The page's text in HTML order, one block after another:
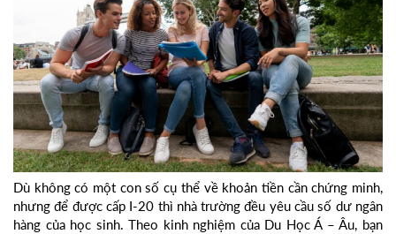
Dù không có một con số cụ thể về khoản tiền cần chứng minh,
nhưng để được cấp I-20 thì nhà trường đều yêu cầu số dư ngân
hàng của học sinh. Theo kinh nghiệm của Du Học Á – Âu, bạn